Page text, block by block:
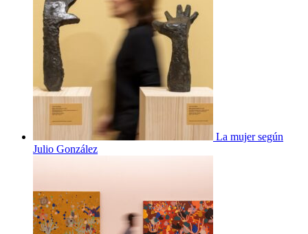
La mujer según
Julio González